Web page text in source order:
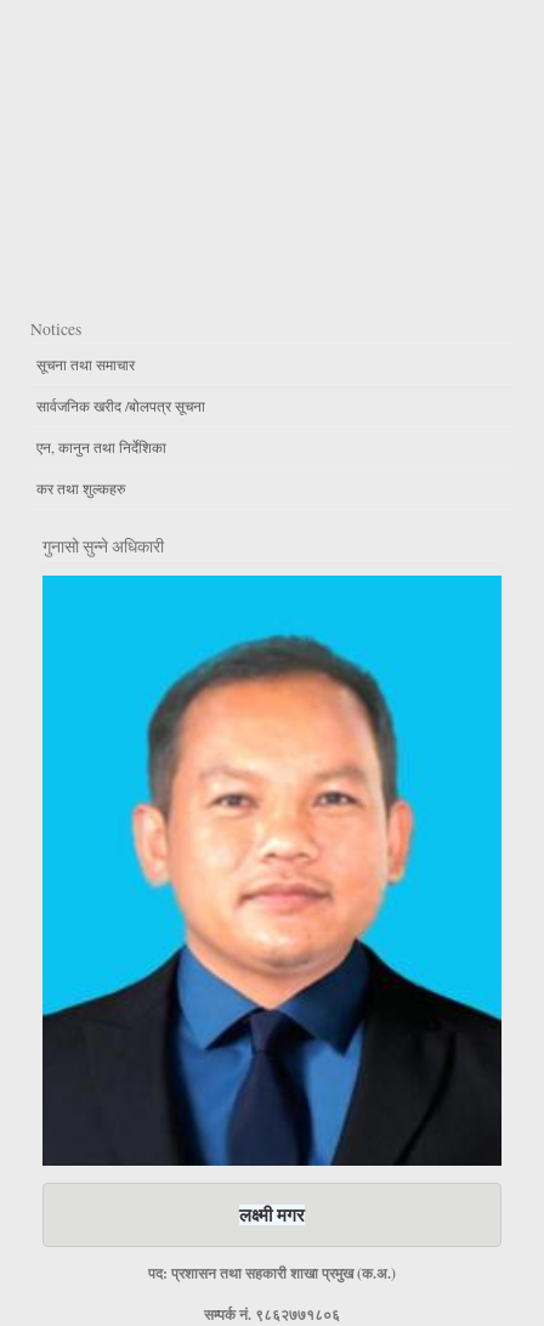
Notices
सूचना तथा समाचार
सार्वजनिक खरीद /बोलपत्र सूचना
एन, कानुन तथा निर्देशिका
कर तथा शुल्कहरु
गुनासो सुन्ने अधिकारी
लक्ष्मी मगर
पद: प्रशासन तथा सहकारी शाखा प्रमुख (क.अ.)
सम्पर्क नं. ९८६२७७१८०६